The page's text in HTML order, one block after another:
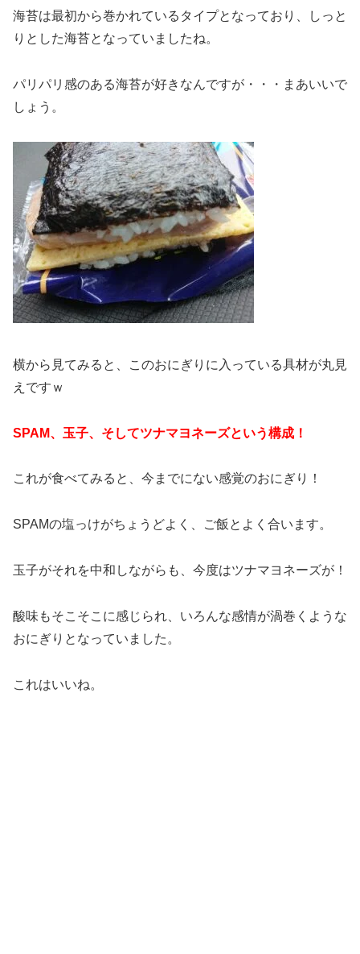
海苔は最初から巻かれているタイプとなっており、しっと
りとした海苔となっていましたね。
パリパリ感のある海苔が好きなんですが・・・まあいいで
しょう。
横から見てみると、このおにぎりに入っている具材が丸見
えですｗ
SPAM、玉子、そしてツナマヨネーズという構成！
これが食べてみると、今までにない感覚のおにぎり！
SPAMの塩っけがちょうどよく、ご飯とよく合います。
玉子がそれを中和しながらも、今度はツナマヨネーズが！
酸味もそこそこに感じられ、いろんな感情が渦巻くような
おにぎりとなっていました。
これはいいね。